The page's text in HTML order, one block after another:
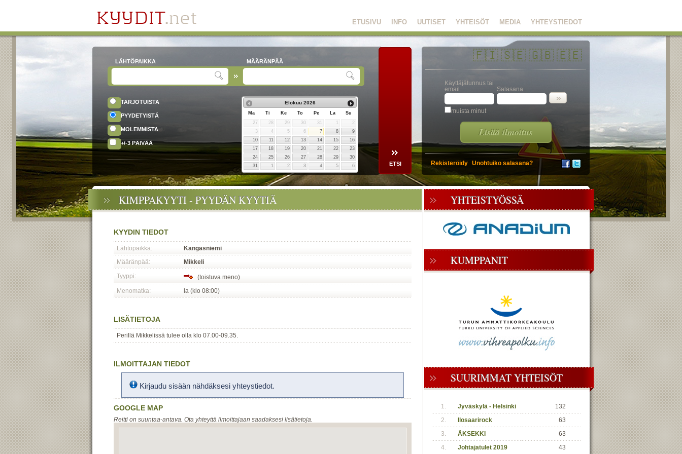
YHTEYSTIEDOT
MEDIA
YHTEISÖT
UUTISET
INFO
ETUSIVU
LÄHTÖPAIKKA MÄÄRÄNPÄÄ
TARJOTUISTA
PYYDETYISTÄ
MOLEMMISTA
+/-3 PÄIVÄÄ
Elokuu 2026
Ma Ti Ke To Pe La
Su
27
28 29 30 31
2
3
4 5 6 7 8
9
10
11 12 13 14 15
16
17
18 19 20 21 22
23
24
25 26 27 28 29
30
31
1 2 3 4 5 6
🇫🇮🇸🇪🇬🇧🇪🇪
Käyttäjätunnus tai
email
Salasana
muista minut
Lisää ilmoitus
Rekisteröidy Unohtuiko salasana?
KIMPPAKYYTI - PYYDÄN KYYTIÄ
KYYDIN TIEDOT
Lähtöpaikka:
Kangasniemi
Määränpää:
Mikkeli
Tyyppi:
(toistuva meno)
Menomatka:
la (klo 08:00)
LISÄTIETOJA
Perillä Mikkelissä tulee olla klo 07.00-09.35.
ILMOITTAJAN TIEDOT
Kirjaudu sisään nähdäksesi yhteystiedot.
GOOGLE MAP
Reitti on suuntaa-antava. Ota yhteyttä ilmoittajaan saadaksesi lisätietoja.
YHTEISTYÖSSÄ
KUMPPANIT
SUURIMMAT YHTEISÖT
1. Jyväskylä - Helsinki
132
2.
Ilosaarirock
63
3.
ÄKSEKKI
63
4.
Johtajatulet 2019
43